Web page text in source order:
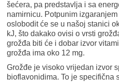
šećera, pa predstavlja i sa
namirnicu. Potpunim
oslobodit će se u našoj stanici
kJ, što dakako ovisi o vrsti
grožđa biti će i dobar izvor
grožđa ima oko 12 mg.
Grožđe je visoko vrijedan izvor
bioflavonidima. To je specifična